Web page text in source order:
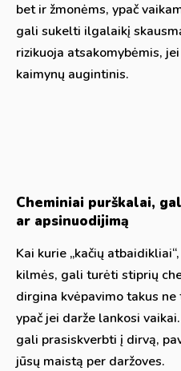
bet ir žmonėms, ypač
gali sukelti ilgalaikį
rizikuoja atsakomybėmis,
kaimynų augintinis.
Cheminiai purškalai,
ar apsinuodijimą
Kai kurie „kačių
kilmės, gali turėti stiprių
dirgina kvėpavimo takus
ypač jei darže lankosi
gali prasiskverbti į dirvą,
jūsų maistą per daržoves.